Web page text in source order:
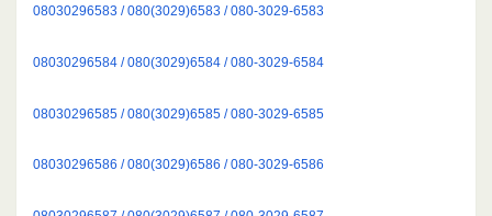
08030296583 / 080(3029)6583 / 080-3029-6583
08030296584 / 080(3029)6584 / 080-3029-6584
08030296585 / 080(3029)6585 / 080-3029-6585
08030296586 / 080(3029)6586 / 080-3029-6586